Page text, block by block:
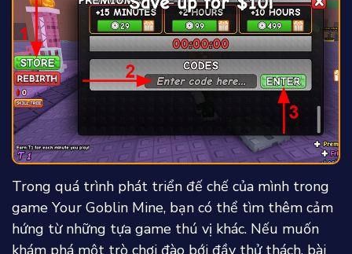
Trong quá trình phát triển đế chế của mình trong
game Your Goblin Mine, bạn có thể tìm thêm cảm
hứng từ những tựa game thú vị khác. Nếu muốn
khám phá một trò chơi đào bới đầy thử thách, bài